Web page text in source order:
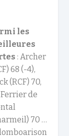
les
: Archer
68 (-4),
(RCF) 70,
Ferrier de
70 …